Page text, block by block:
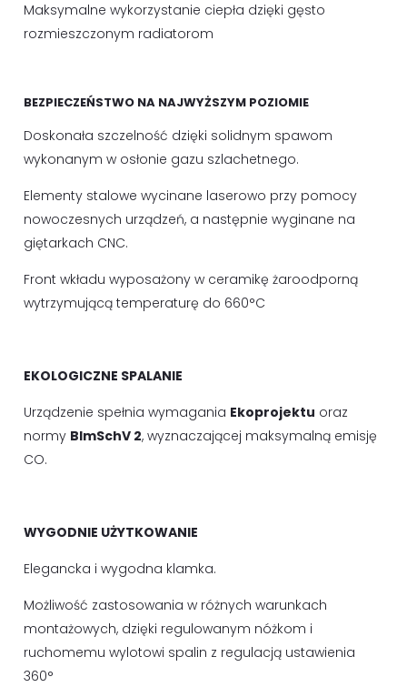
Maksymalne wykorzystanie ciepła dzięki gęsto
rozmieszczonym radiatorom
BEZPIECZEŃSTWO NA NAJWYŻSZYM POZIOMIE
Doskonała szczelność dzięki solidnym spawom
wykonanym w osłonie gazu szlachetnego.
Elementy stalowe wycinane laserowo przy pomocy
nowoczesnych urządzeń, a następnie wyginane na
giętarkach CNC.
Front wkładu wyposażony w ceramikę żaroodporną
wytrzymującą temperaturę do 660°C
EKOLOGICZNE SPALANIE
Urządzenie spełnia wymagania Ekoprojektu oraz
normy BImSchV 2, wyznaczającej maksymalną emisję
CO.
WYGODNIE UŻYTKOWANIE
Elegancka i wygodna klamka.
Możliwość zastosowania w różnych warunkach
montażowych, dzięki regulowanym nóżkom i
ruchomemu wylotowi spalin z regulacją ustawienia
360°